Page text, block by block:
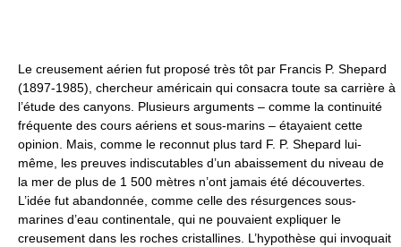
Le creusement aérien fut proposé très tôt par Francis P. Shepard
(1897-1985), chercheur américain qui consacra toute sa carrière à
l’étude des canyons. Plusieurs arguments – comme la continuité
fréquente des cours aériens et sous-marins – étayaient cette
opinion. Mais, comme le reconnut plus tard F. P. Shepard lui-
même, les preuves indiscutables d’un abaissement du niveau de
la mer de plus de 1 500 mètres n’ont jamais été découvertes.
L’idée fut abandonnée, comme celle des résurgences sous-
marines d’eau continentale, qui ne pouvaient expliquer le
creusement dans les roches cristallines. L’hypothèse qui invoquait